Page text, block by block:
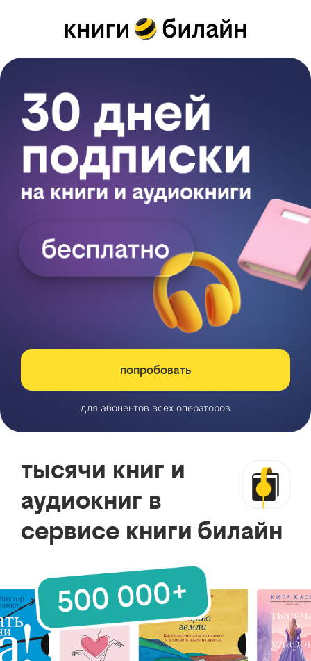
попробовать
для абонентов всех операторов
тысячи книг и
аудиокниг в
сервисе книги билайн